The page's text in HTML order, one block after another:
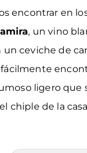
encontrar en
, un vino
ceviche de
ligero que
chiple de la